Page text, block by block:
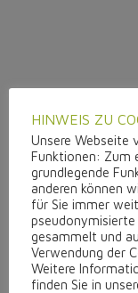
HINWEIS ZU
Unsere Webseite
Funktionen: Zum
grundlegende
anderen können
für Sie immer
gesammelt und
Verwendung der
Weitere
finden Sie in